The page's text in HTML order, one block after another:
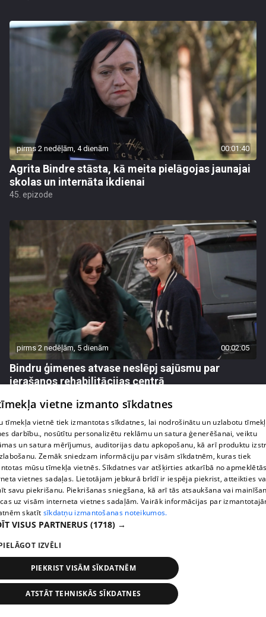
pirms 2 nedēļām, 4 dienām 00:01:40
Agrita Bindre stāsta, kā meita pielāgojas jaunajai
skolas un internāta ikdienai
45. epizode
pirms 2 nedēļām, 5 dienām 00:02:05
Bindru ģimenes atvase neslēpj sajūsmu par
ierašanos rehabilitācijas centrā
pirms 2 nedēļām, 5 dienām
"Tas ir palīdzi, ja?" Pāvela Karalkina asprātīgā
reakcija uz sievas iepirkšanās paradumiem
43. epizode
vietne izmanto sīkdatnes
tīmekļa vietnē tiek izmantotas sīkdatnes, lai nodrošinātu un uzlabotu
darbību., nosūtītu personalizētu reklāmu un satura ģenerēšanai, veiktu
un satura mērījumus, auditorijas datu apkopošanu, kā arī produktu
Zemāk sniedzam informāciju par visām sīkdatnēm, kuras tiek
mūsu tīmekļa vietnēs. Sīkdatnes var atšķirties atkarībā no
vietnes sadaļas. Lietotājam jebkurā brīdī ir iespēja piekrist, atteikties
savu piekrišanu. Piekrišanas sniegšana, kā arī tās atsaukšana vai
uz visām interneta vietnes sadaļām. Vairāk informācijas par
skatīt sīkdatņu izmantošanas noteikumos.
VISUS PARTNERUS (1718) →
IZVĒLI
PIEKRIST VISĀM SĪKDATNĒM
ATSTĀT TEHNISKĀS SĪKDATNES